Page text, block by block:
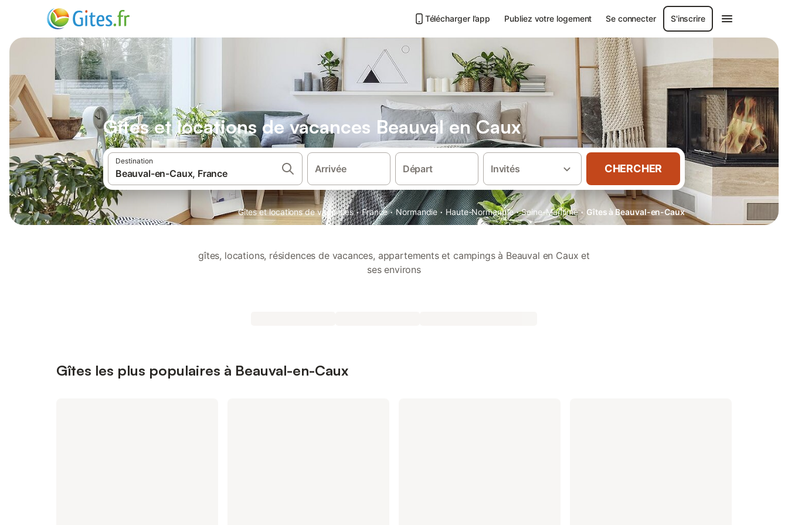
Télécharger l’app Publiez votre logement Se connecter S'inscrire
Gîtes et locations de vacances Beauval en Caux
Destination
Arrivée Départ Invités CHERCHER
Gîtes et locations de vacances · France · Normandie · Haute-Normandie · Seine-Maritime · Gîtes à Beauval-en-Caux
gîtes, locations, résidences de vacances, appartements et campings à Beauval en Caux et
ses environs
Gîtes les plus populaires à Beauval-en-Caux